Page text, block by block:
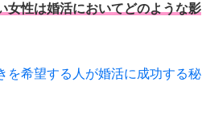
女性は婚活においてどのような影
を希望する人が婚活に成功する秘